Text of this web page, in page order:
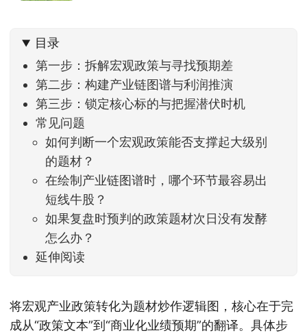
问的，可以给他点个赞。晚些时候，我会按点赞数
量挑选5个比较
目录
第一步：拆解宏观政策与寻找预期差
第二步：构建产业链图谱与利润推演
第三步：锁定核心标的与把握潜伏时机
常见问题
如何判断一个宏观政策能否支撑起大级别
的题材？
在绘制产业链图谱时，哪个环节最容易出
短线牛股？
如果复盘时预判的政策题材次日没有发酵
怎么办？
延伸阅读
将宏观产业政策转化为题材炒作逻辑图，核心在于完
成从“政策文本”到“商业化业绩预期”的翻译。具体步